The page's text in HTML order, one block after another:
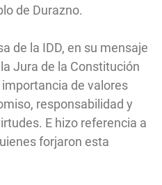
de Durazno.
de la IDD, en su mensaje
Jura de la Constitución
de valores
responsabilidad y
E hizo referencia a
forjaron esta